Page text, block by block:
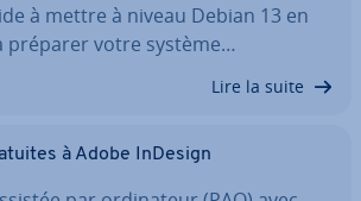
à mettre à niveau Debian 13 en
préparer votre système…
Lire la suite
à Adobe InDesign